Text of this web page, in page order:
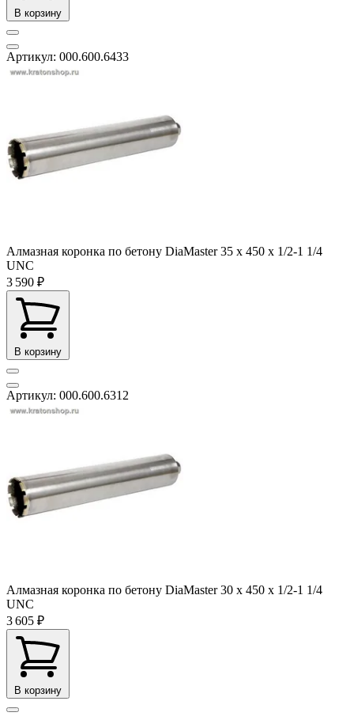
В корзину
Артикул: 000.600.6433
Алмазная коронка по бетону DiaMaster 35 х 450 х 1/2-1 1/4
UNC
3 590 ₽
В корзину
Артикул: 000.600.6312
Алмазная коронка по бетону DiaMaster 30 х 450 х 1/2-1 1/4
UNC
3 605 ₽
В корзину